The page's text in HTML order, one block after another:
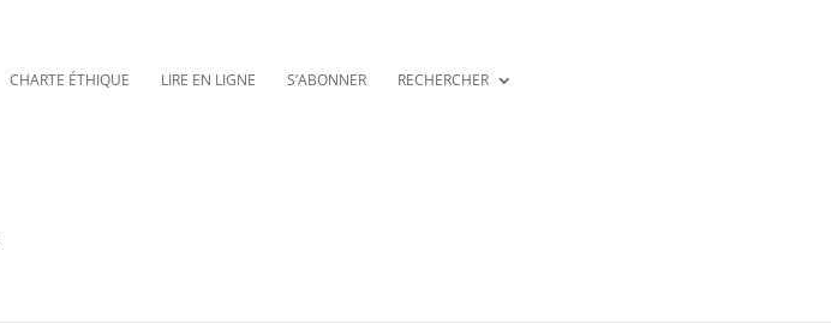
CHARTE ÉTHIQUE LIRE EN LIGNE S’ABONNER RECHERCHER